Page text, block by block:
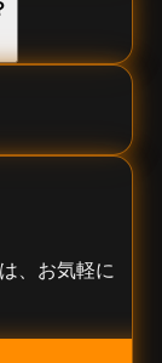
、お気軽に